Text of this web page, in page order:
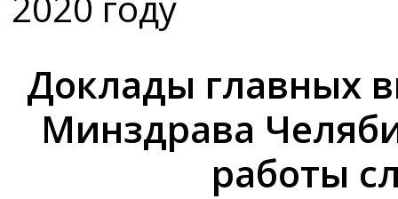
Доклады главных
Минздрава
работы